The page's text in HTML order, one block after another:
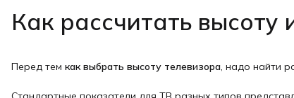
Как рассчитать высоту
Перед тем как выбрать высоту телевизора , надо найти